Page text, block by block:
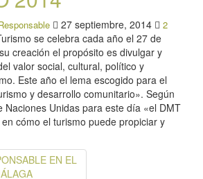
27 septiembre, 2014 2
se celebra cada año el 27 de
creación el propósito es divulgar y
valor social, cultural, político y
Este año el lema escogido para el
y desarrollo comunitario». Según
Naciones Unidas para este día «el DMT
cómo el turismo puede propiciar y